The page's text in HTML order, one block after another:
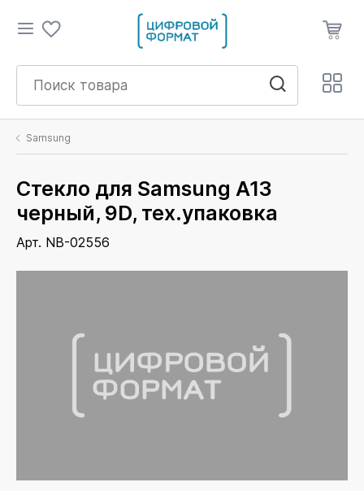
Samsung
Стекло для Samsung A13
черный, 9D, тех.упаковка
Арт. NB-02556